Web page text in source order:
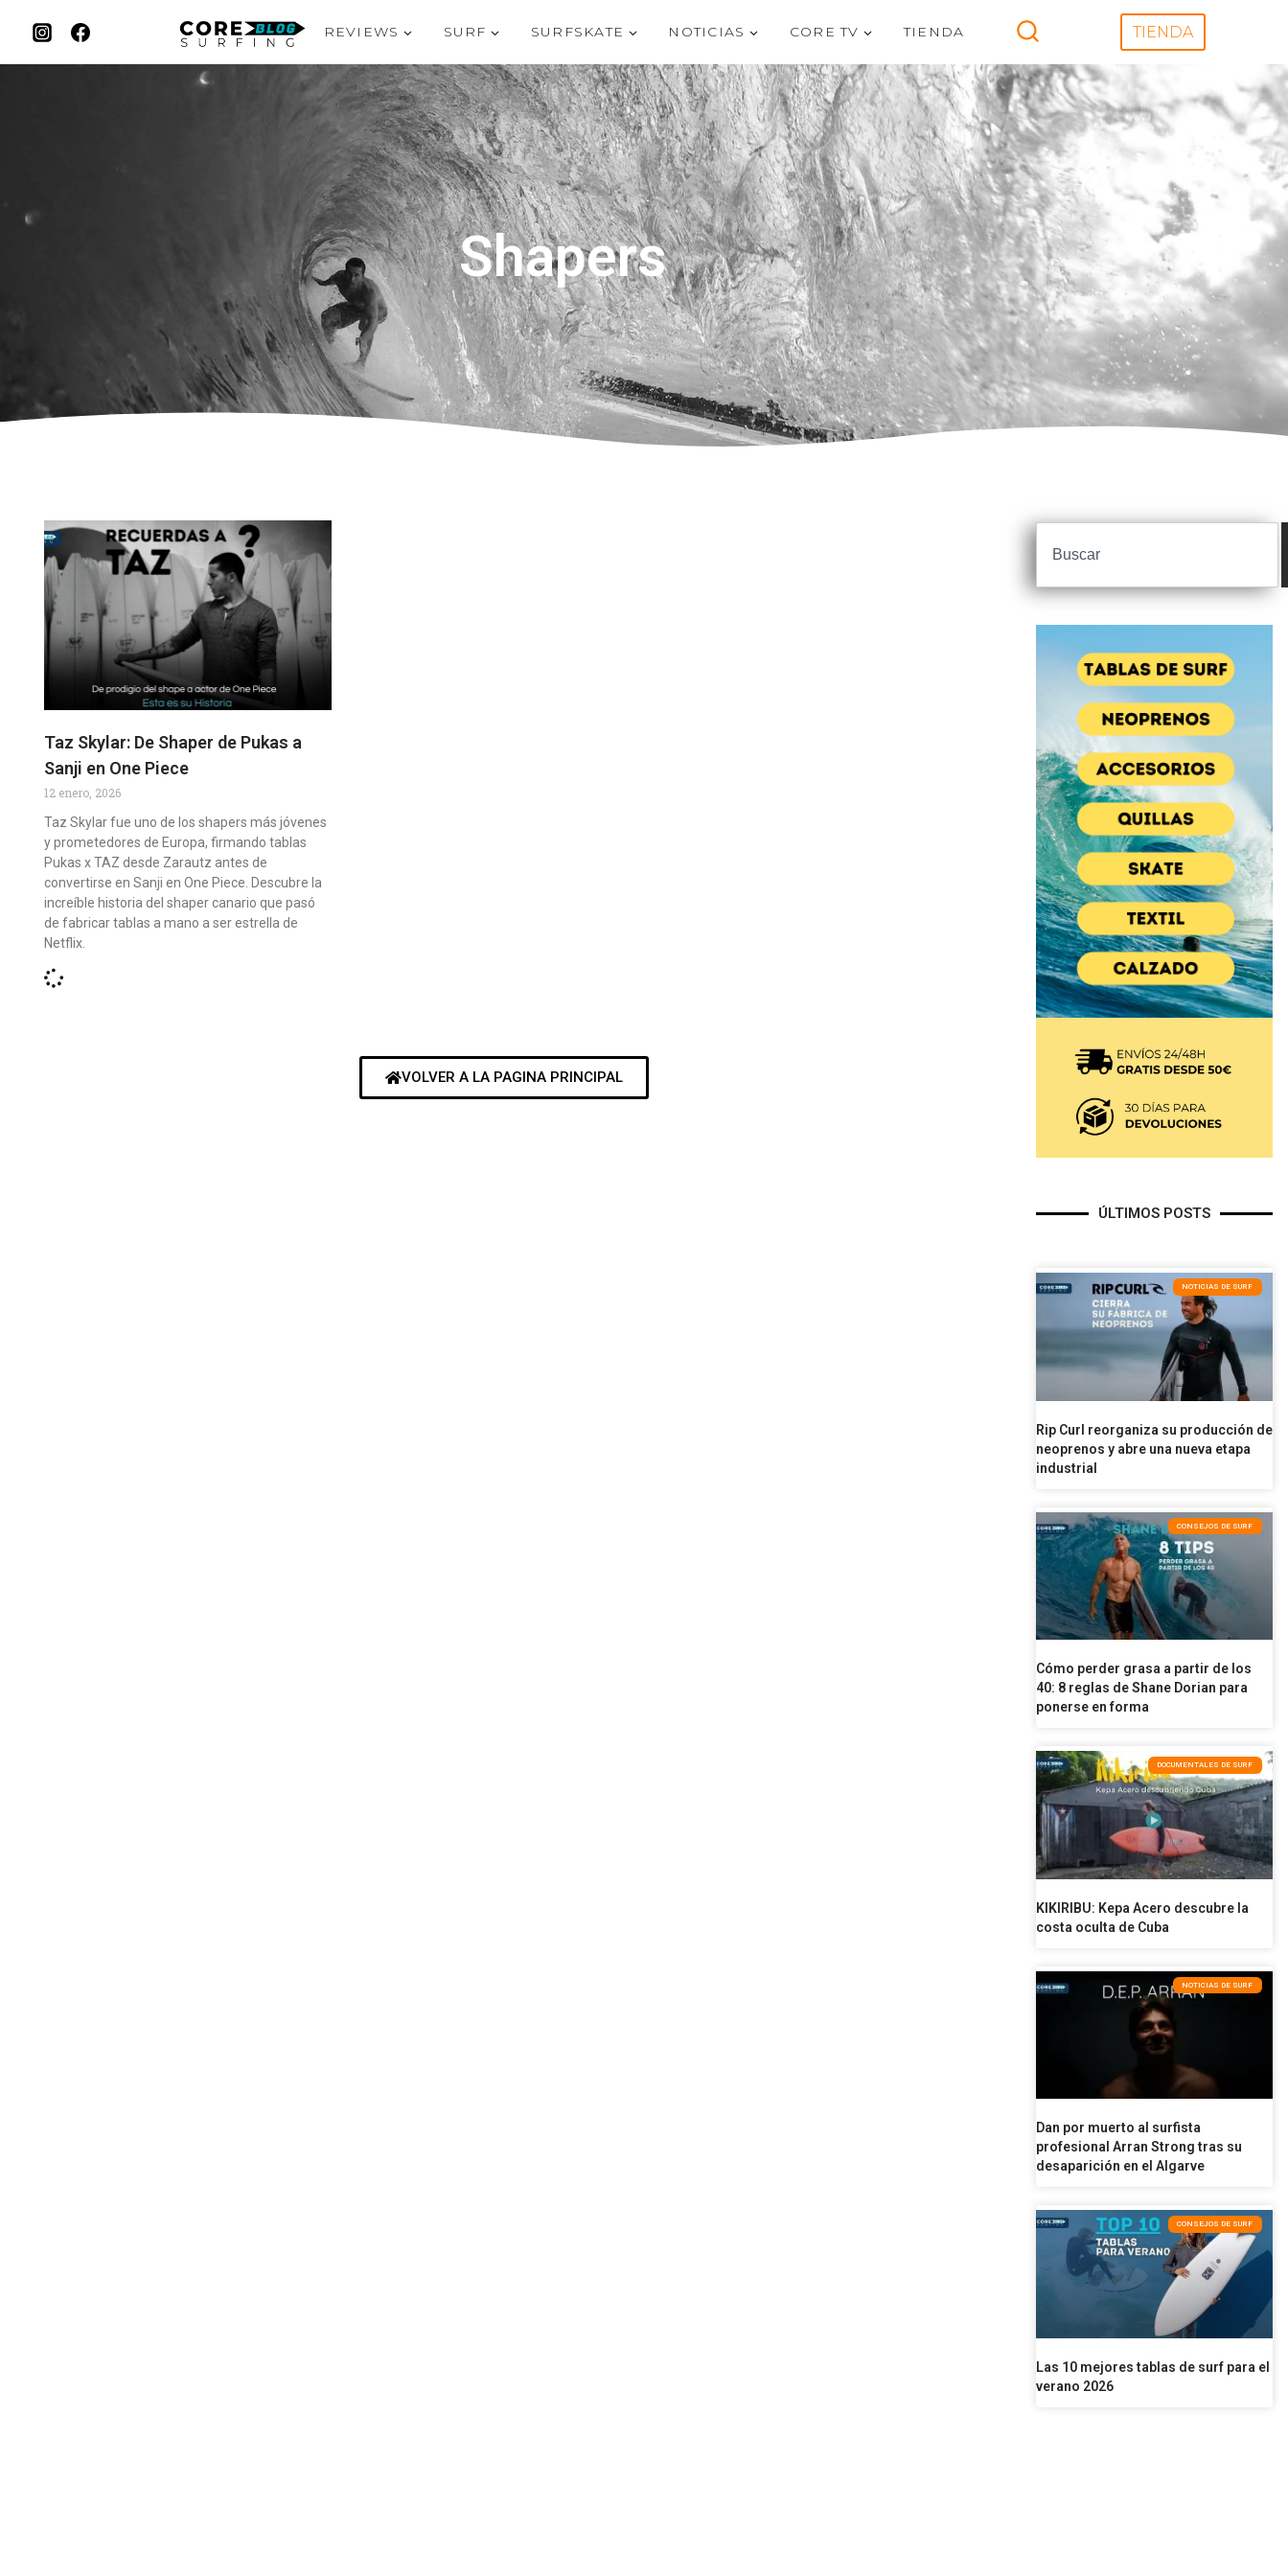
REVIEWS SURF SURFSKATE NOTICIAS CORE TV TIENDA TIENDA
Shapers
Taz Skylar: De Shaper de Pukas a
Sanji en One Piece
12 enero, 2026
Taz Skylar fue uno de los shapers más jóvenes
y prometedores de Europa, firmando tablas
Pukas x TAZ desde Zarautz antes de
convertirse en Sanji en One Piece. Descubre la
increíble historia del shaper canario que pasó
de fabricar tablas a mano a ser estrella de
Netflix.
VOLVER A LA PAGINA PRINCIPAL
ÚLTIMOS POSTS
NOTICIAS DE SURF
Rip Curl reorganiza su producción de
neoprenos y abre una nueva etapa
industrial
CONSEJOS DE SURF
Cómo perder grasa a partir de los
40: 8 reglas de Shane Dorian para
ponerse en forma
DOCUMENTALES DE SURF
KIKIRIBU: Kepa Acero descubre la
costa oculta de Cuba
NOTICIAS DE SURF
Dan por muerto al surfista
profesional Arran Strong tras su
desaparición en el Algarve
CONSEJOS DE SURF
Las 10 mejores tablas de surf para el
verano 2026